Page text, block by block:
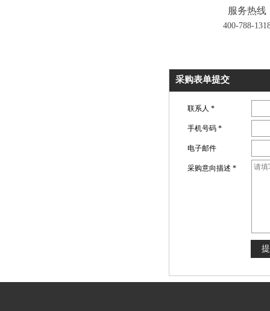
服务热线
400-788-
采购表单提交
联系人 *
手机号码 *
电子邮件
采购意向描述 *